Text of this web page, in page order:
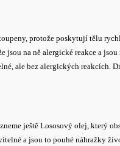
protože poskytují tělu
jsou na ně alergické reakce a
ale bez alergických
ještě Lososový olej, který
a jsou to pouhé náhražky